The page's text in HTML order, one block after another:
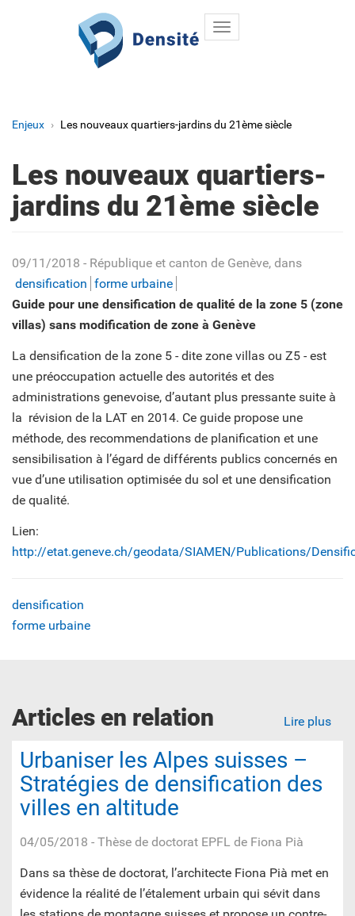
Aller au contenu principal
Toggle
Enjeux Les nouveaux quartiers-jardins du 21ème siècle
Les nouveaux quartiers-
jardins du 21ème siècle
09/11/2018 - République et canton de Genève, dans
densification forme urbaine
Guide pour une densification de qualité de la zone 5 (zone
villas) sans modification de zone à Genève
La densification de la zone 5 - dite zone villas ou Z5 - est
une préoccupation actuelle des autorités et des
administrations genevoise, d’autant plus pressante suite à
la révision de la LAT en 2014. Ce guide propose une
méthode, des recommendations de planification et une
sensibilisation à l’égard de différents publics concernés en
vue d’une utilisation optimisée du sol et une densification
de qualité.
Lien:
http://etat.geneve.ch/geodata/SIAMEN/Publications/
densification
forme urbaine
Articles en relation
Urbaniser les Alpes suisses –
Stratégies de densification des
villes en altitude
04/05/2018 - Thèse de doctorat EPFL de Fiona Pià
Dans sa thèse de doctorat, l’architecte Fiona Pià met en
évidence la réalité de l’étalement urbain qui sévit dans
Lire plus